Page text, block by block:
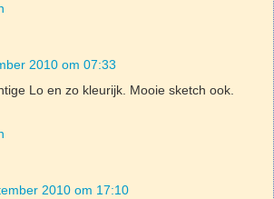
2010 om 07:33
Lo en zo kleurijk. Mooie sketch ook.
2010 om 17:10